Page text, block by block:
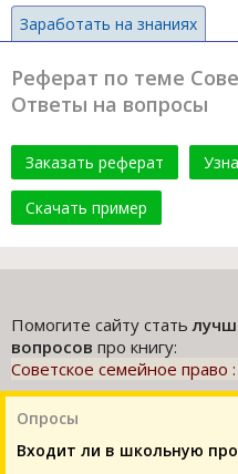
Заработать на знаниях
Реферат по теме
Ответы на вопросы
Заказать реферат
Скачать пример
Помогите сайту стать
вопросов про книгу:
Советское семейное право
Опросы
Входит ли в школьную